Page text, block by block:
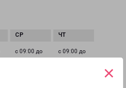
×
с 09:00 до
с 09:00 до